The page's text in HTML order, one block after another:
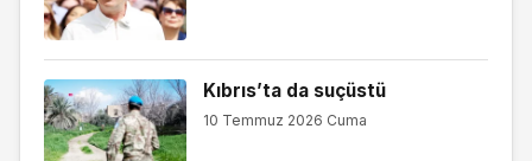
Kıbrıs’ta da suçüstü
10 Temmuz 2026 Cuma